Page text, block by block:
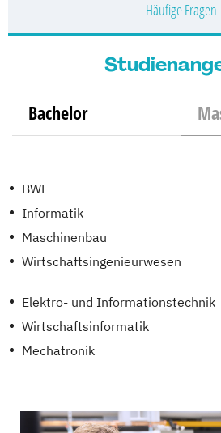
Häufige Fragen
Bachelor
BWL
Informatik
Maschinenbau
Wirtschaftsingenieurwesen
Elektro- und Informationstechnik
Wirtschaftsinformatik
Mechatronik